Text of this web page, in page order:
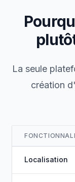
La seule
création
Localisation